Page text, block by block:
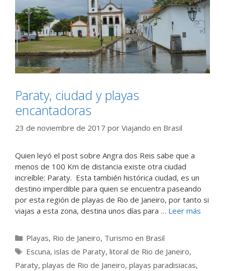
Paraty, ciudad y playas
encantadoras
23 de noviembre de 2017 por Viajando en Brasil
Quien leyó el post sobre Angra dos Reis sabe que a
menos de 100 Km de distancia existe otra ciudad
increíble: Paraty. Esta también histórica ciudad, es un
destino imperdible para quien se encuentra paseando
por esta región de playas de Rio de Janeiro, por tanto si
viajas a esta zona, destina unos días para … Leer más
Categorías
Playas, Rio de Janeiro, Turismo en Brasil
Etiquetas
Escuna, islas de Paraty, litoral de Rio de Janeiro,
Paraty, playas de Rio de Janeiro, playas paradisiacas,